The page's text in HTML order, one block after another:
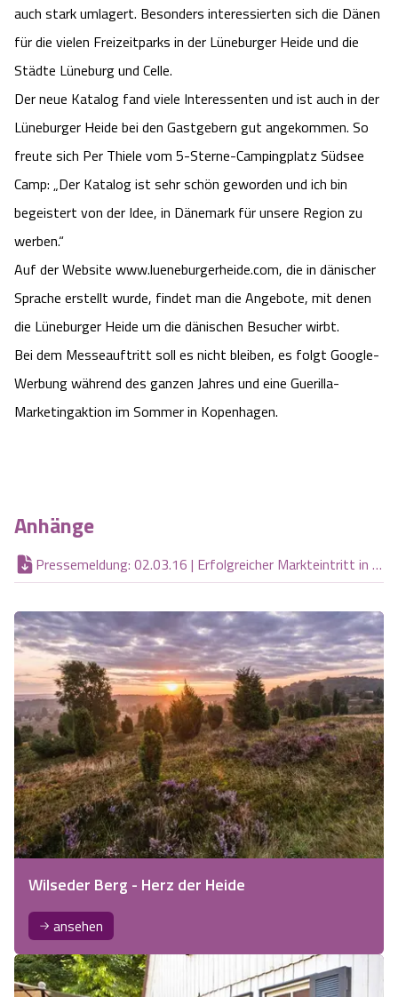
Anreise
Videos
Shop
Kontakt
Unterkünfte
Naturhotels
Urlaub mit Hund
Landschaftsführungen
Veranstaltungen
Snow World Bispingen
Ralf Schumacher Kart & Bowl
Das verrückte Haus
Abenteuerland Trampolin-Park
Unterkünfte
Ausflugsziele
auch stark umlagert. Besonders interessierten sich die Dänen
für die vielen Freizeitparks in der Lüneburger Heide und die
Städte Lüneburg und Celle.
Der neue Katalog fand viele Interessenten und ist auch in der
Lüneburger Heide bei den Gastgebern gut angekommen. So
freute sich Per Thiele vom 5-Sterne-Campingplatz Südsee
Camp: „Der Katalog ist sehr schön geworden und ich bin
begeistert von der Idee, in Dänemark für unsere Region zu
werben.“
Auf der Website www.lueneburgerheide.com, die in dänischer
Sprache erstellt wurde, findet man die Angebote, mit denen
die Lüneburger Heide um die dänischen Besucher wirbt.
Bei dem Messeauftritt soll es nicht bleiben, es folgt Google-
Werbung während des ganzen Jahres und eine Guerilla-
Marketingaktion im Sommer in Kopenhagen.
Anhänge
Pressemeldung: 02.03.16 | Erfolgreicher Markteintritt in Dänemark
Wilseder Berg - Herz der Heide
ansehen